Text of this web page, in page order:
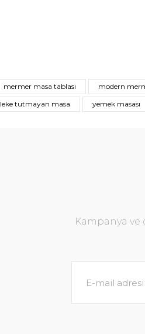
mermer masa tablası modern
leke tutmayan masa yemek masası
Kampanya